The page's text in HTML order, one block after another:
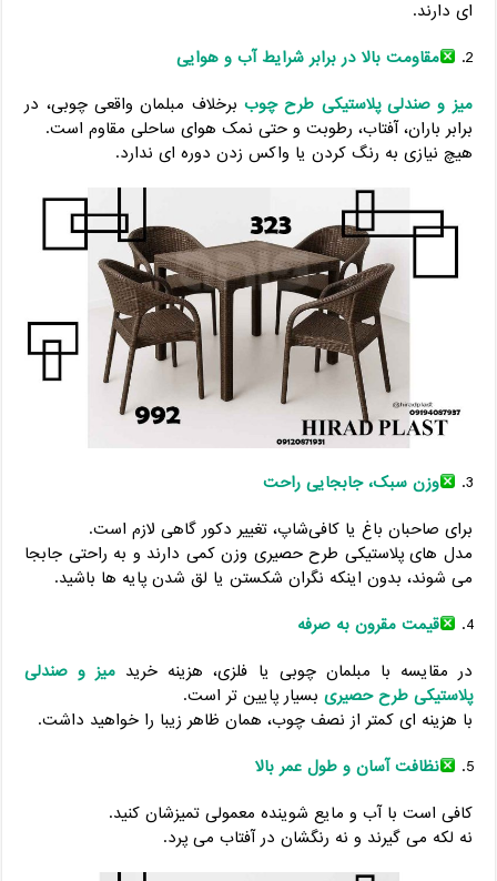
‌ای دارند.
مقاومت بالا در برابر شرایط آب ‌و هوایی
میز و صندلی پلاستیکی طرح چوببرخلاف مبلمان واقعی چوبی، در
برابر باران، آفتاب، رطوبت و حتی نمک هوای ساحلی مقاوم است.
هیچ نیازی به رنگ کردن یا واکس زدن دوره‌ ای ندارد.
وزن سبک، جابجایی راحت
برای صاحبان باغ یا کافی‌شاپ، تغییر دکور گاهی لازم است.
مدل ‌های پلاستیکی طرح حصیری وزن کمی دارند و به ‌راحتی جابجا
می‌ شوند، بدون اینکه نگران شکستن یا لق شدن پایه ‌ها باشید.
قیمت مقرون ‌به‌ صرفه
در مقایسه با مبلمان چوبی یا فلزی، هزینه خرید میز و صندلی
پلاستیکی طرح حصیری بسیار پایین‌ تر است.
با هزینه ‌ای کمتر از نصف چوب، همان ظاهر زیبا را خواهید داشت.
نظافت آسان و طول عمر بالا
کافی است با آب و مایع شوینده معمولی تمیزشان کنید.
نه لکه می‌ گیرند و نه رنگشان در آفتاب می‌ پرد.